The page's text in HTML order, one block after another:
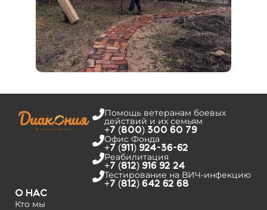
Помощь ветеранам боевых
действий и их семьям
+7 (800) 300 60 79
Офис Фонда
+7 (911) 924-36-62
Реабилитация
+7 (812) 916 92 24
Тестирование на­ ВИЧ-инфекцию
+7 (812) 642 62 68
О нас
Кто мы